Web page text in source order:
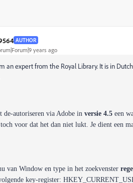
AUTHOR
years ago
an expert from the Royal Library. It is in
de-autoriseren via Adobe in versie 4.5 een
voor dat het dan niet lukt. Je dient een
van Window en type in het zoekvenster
key-register: